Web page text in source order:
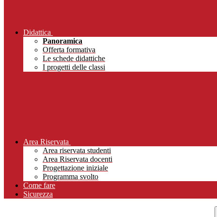
Didattica
Panoramica
Offerta formativa
Le schede didattiche
I progetti delle classi
Area Riservata
Area riservata studenti
Area Riservata docenti
Progettazione iniziale
Programma svolto
Come fare
Sicurezza